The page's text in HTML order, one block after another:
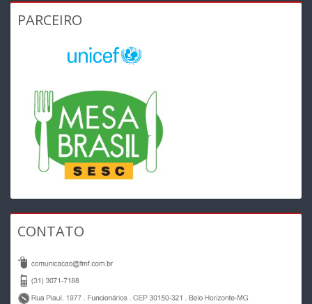
PARCEIRO
CONTATO